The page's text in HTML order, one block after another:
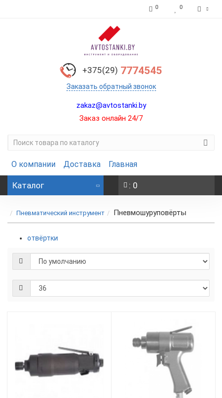
0 0
+375(29) 7774545
Заказать обратный звонок
zakaz@avtostanki.by
Заказ онлайн 24/7
О компании Доставка Главная
Каталог : 0
Пневматический инструмент Пневмошуруповёрты
отвёртки